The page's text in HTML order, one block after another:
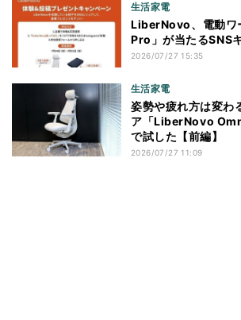
生活家電
LiberNovo、電動ワ
Pro」が当たるSNS
2026/07/27 15:35
生活家電
姿勢や疲れ方は変わ
ア「LiberNovo
で試した【前編】
2026/07/27 11:09